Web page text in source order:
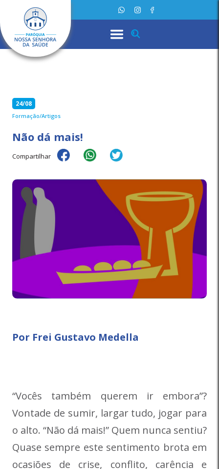
24/08
Formação/Artigos
Não dá mais!
Compartilhar
Por Frei Gustavo Medella
“Vocês também querem ir embora”?
Vontade de sumir, largar tudo, jogar para
o alto. “Não dá mais!” Quem nunca sentiu?
Quase sempre este sentimento brota em
ocasiões de crise, conflito, carência e